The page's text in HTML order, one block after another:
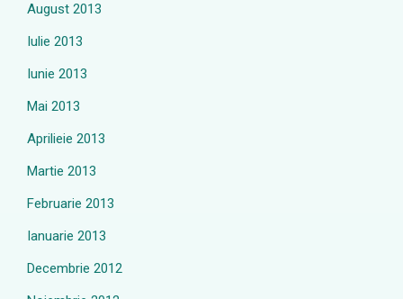
August 2013
Iulie 2013
Iunie 2013
Mai 2013
Aprilieie 2013
Martie 2013
Februarie 2013
Ianuarie 2013
Decembrie 2012